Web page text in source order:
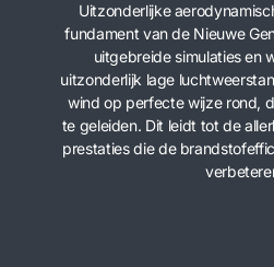
Uitzonderlijke
fundament van de Nieuwe
uitgebreide simulaties en
uitzonderlijk lage
wind op perfecte wijze rond,
te geleiden. Dit leidt tot de
prestaties die de